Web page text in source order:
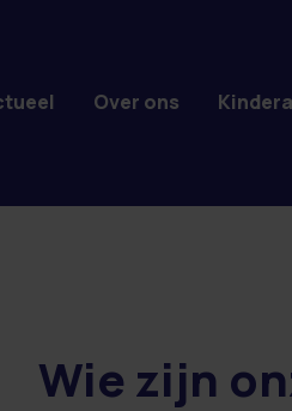
Wie zijn
Over ons